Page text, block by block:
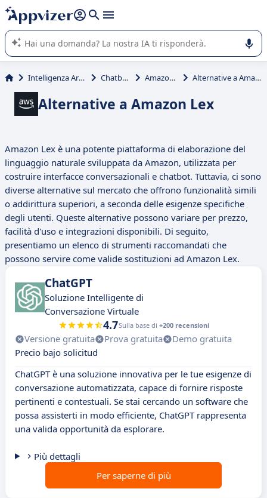
righe con
shift + enter
L'IA di Appvizer vi guida nell'utilizzo o nella scelta di un
software SaaS per la vostra azienda.
Intelligenza Artificiale Chatbot IA Amazon Lex Alternative a Amazon Lex
Alternative a Amazon Lex
Amazon Lex è una potente piattaforma di elaborazione del
linguaggio naturale sviluppata da Amazon, utilizzata per
costruire interfacce conversazionali e chatbot. Tuttavia, ci sono
diverse alternative sul mercato che offrono funzionalità simili
o addirittura superiori, a seconda delle esigenze specifiche
degli utenti. Queste alternative possono variare per prezzo,
facilità d'uso e integrazioni disponibili. Di seguito,
presentiamo un elenco di strumenti raccomandati che
possono servire come valide sostituzioni ad Amazon Lex.
ChatGPT
Soluzione Intelligente di
Conversazione Virtuale
4.7Sulla base di +200 recensioni
Versione gratuita Prova gratuita
Demo gratuita
Precio bajo solicitud
ChatGPT è una soluzione innovativa per le tue esigenze di
conversazione automatizzata, capace di fornire risposte
pertinenti e contestuali. Se stai cercando un software che
possa assisterti in modo efficiente, ChatGPT rappresenta
una valida opportunità da esplorare.
Più dettagli
Per saperne di più